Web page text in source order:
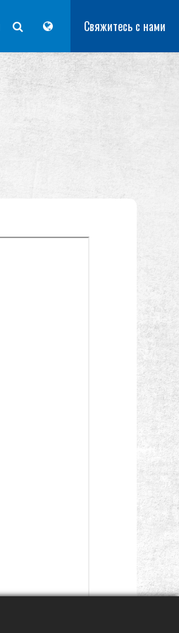
Свяжитесь с нами